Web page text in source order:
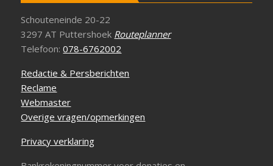
Schouteneinde 20-22
3297 AT Puttershoek Routeplanner
Telefoon:078-6762002
Redactie & Persberichten
Reclame
Webmaster
Overige vragen/opmerkingen
Privacy verklaring